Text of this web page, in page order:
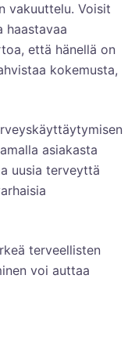
vakuuttelu. Voisit
haastavaa
että hänellä on
kokemusta,
asiakasta
uusia terveyttä
terveellisten
voi auttaa